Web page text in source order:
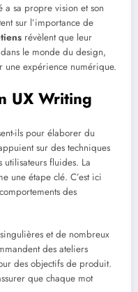
a sa propre vision et son
sur l’importance de
révèlent que leur
le monde du design,
une expérience numérique.
UX Writing
ils pour élaborer du
sur des techniques
fluides. La
une étape clé. C’est ici
des
et de nombreux
des ateliers
des objectifs de produit.
que chaque mot